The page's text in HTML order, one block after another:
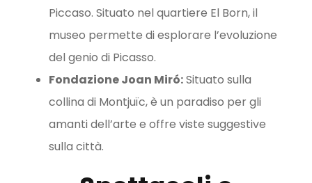
Piccaso. Situato nel quartiere El Born, il
museo permette di esplorare l’evoluzione
del genio di Picasso.
Fondazione Joan Miró:Situato sulla
collina di Montjuïc, è un paradiso per gli
amanti dell’arte e offre viste suggestive
sulla città.